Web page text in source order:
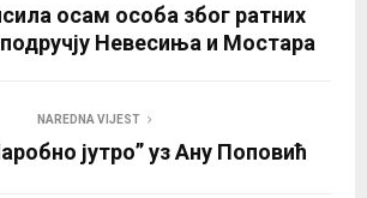
осам особа због ратних
Невесиња и Мостара
NAREDNA VIJEST
јутро” уз Ану Поповић